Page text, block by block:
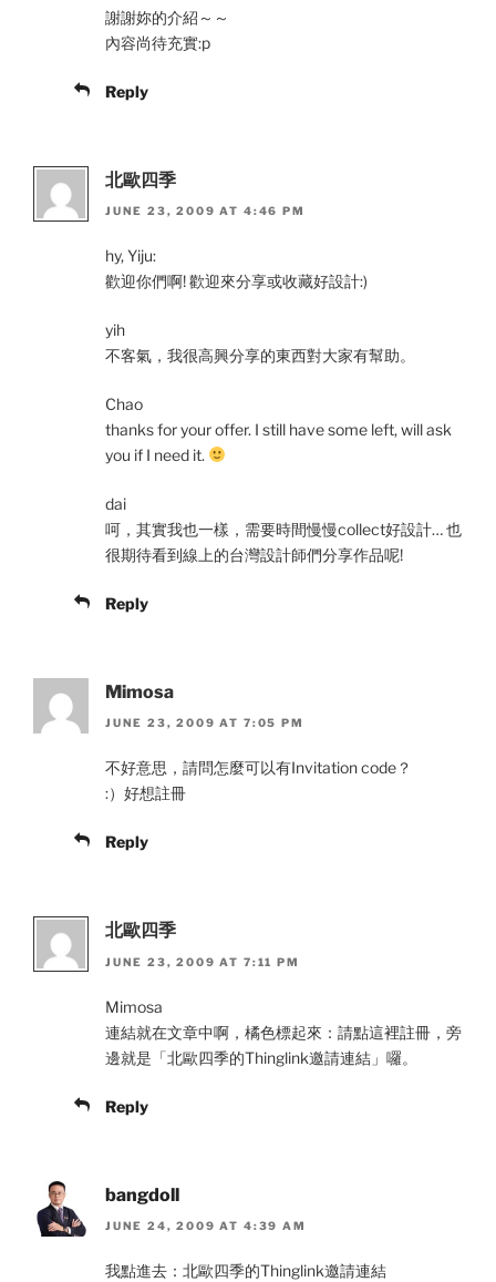
謝謝妳的介紹～～
內容尚待充實:p
Reply
北歐四季
JUNE 23, 2009 AT 4:46 PM
hy, Yiju:
歡迎你們啊! 歡迎來分享或收藏好設計:)
yih
不客氣，我很高興分享的東西對大家有幫助。
Chao
thanks for your offer. I still have some left, will ask
you if I need it.
dai
呵，其實我也一樣，需要時間慢慢collect好設計… 也
很期待看到線上的台灣設計師們分享作品呢!
Reply
Mimosa
JUNE 23, 2009 AT 7:05 PM
不好意思，請問怎麼可以有Invitation code？
:）好想註冊
Reply
北歐四季
JUNE 23, 2009 AT 7:11 PM
Mimosa
連結就在文章中啊，橘色標起來：請點這裡註冊，旁
邊就是「北歐四季的Thinglink邀請連結」囉。
Reply
bangdoll
JUNE 24, 2009 AT 4:39 AM
我點進去：北歐四季的Thinglink邀請連結